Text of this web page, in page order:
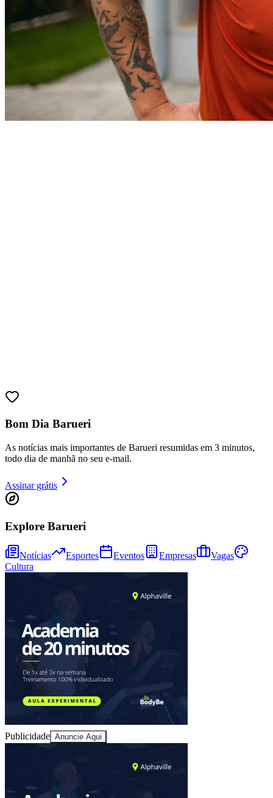
Fortaleza
Bom Dia Barueri
As notícias mais importantes de Barueri resumidas em 3 minutos,
todo dia de manhã no seu e-mail.
Assinar grátis
Explore Barueri
Notícias Esportes Eventos Empresas
Vagas
Cultura
Publicidade Anuncie Aqui